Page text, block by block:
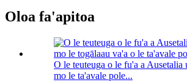
Oloa fa'apitoa
O le teuteuga o le fu'a a Ausetalia
mo le ta'avale pole...